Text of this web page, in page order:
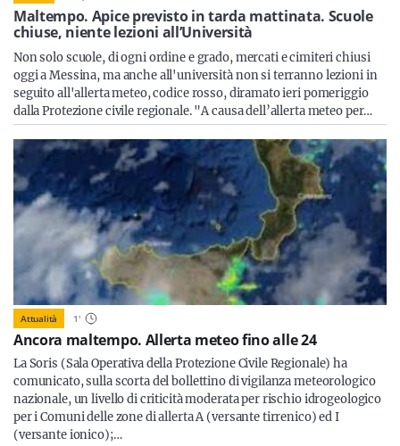
Servizi
Resta sempre aggiornato con le ultime news, iscriviti alla
nostra newsletter
Iscriviti
Maltempo. Apice previsto in tarda mattinata. Scuole
chiuse, niente lezioni all’Università
Non solo scuole, di ogni ordine e grado, mercati e cimiteri chiusi
oggi a Messina, ma anche all'università non si terranno lezioni in
seguito all'allerta meteo, codice rosso, diramato ieri pomeriggio
dalla Protezione civile regionale. "A causa dell’allerta meteo per…
Attualità 1'
Ancora maltempo. Allerta meteo fino alle 24
La Soris (Sala Operativa della Protezione Civile Regionale) ha
comunicato, sulla scorta del bollettino di vigilanza meteorologico
nazionale, un livello di criticità moderata per rischio idrogeologico
per i Comuni delle zone di allerta A (versante tirrenico) ed I
(versante ionico);…